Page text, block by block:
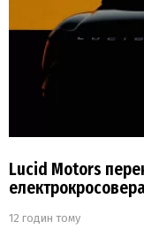
Lucid Motors
12 годин тому